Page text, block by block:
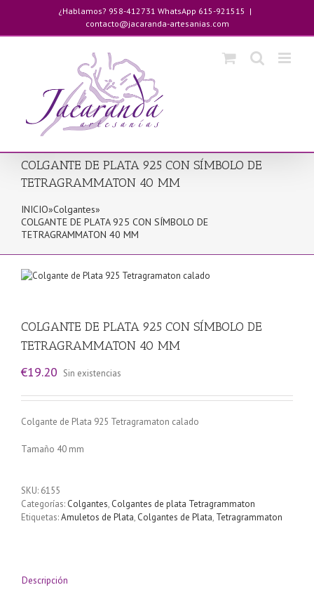
contenido
¿Hablamos? 958-412731 WhatsApp 615-921515 |
contacto@jacaranda-artesanias.com
COLGANTE DE PLATA 925 CON SÍMBOLO DE
TETRAGRAMMATON 40 MM
INICIO»Colgantes»
COLGANTE DE PLATA 925 CON SÍMBOLO DE
TETRAGRAMMATON 40 MM
COLGANTE DE PLATA 925 CON SÍMBOLO DE
TETRAGRAMMATON 40 MM
€19.20 Sin existencias
Colgante de Plata 925 Tetragramaton calado
Tamaño 40 mm
SKU: 6155
Categorías: Colgantes, Colgantes de plata Tetragrammaton
Etiquetas:Amuletos de Plata, Colgantes de Plata, Tetragrammaton
Descripción